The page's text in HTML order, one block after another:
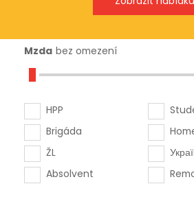
Mzda bez omezení
HPP
Brigáda
ŽL
Absolvent